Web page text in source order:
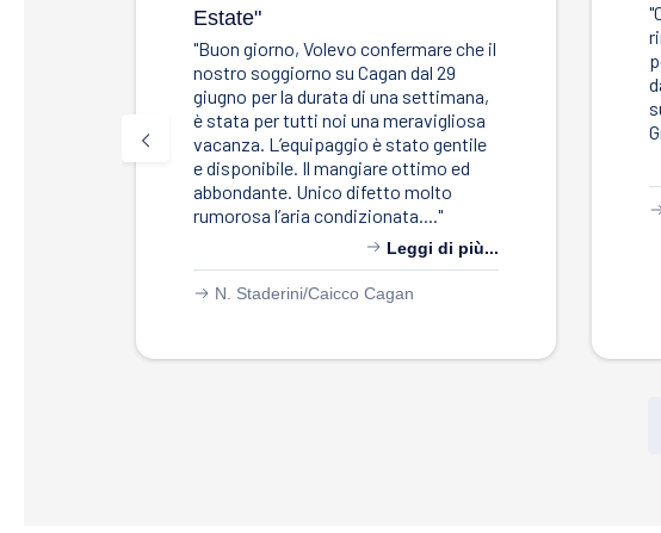
Estate"
"Buon giorno, Volevo confermare che il
nostro soggiorno su Cagan dal 29
giugno per la durata di una settimana,
è stata per tutti noi una meravigliosa
vacanza. L’equipaggio è stato gentile
e disponibile. Il mangiare ottimo ed
abbondante. Unico difetto molto
rumorosa l’aria condizionata...."
Leggi di più...
N. Staderini/Caicco Cagan